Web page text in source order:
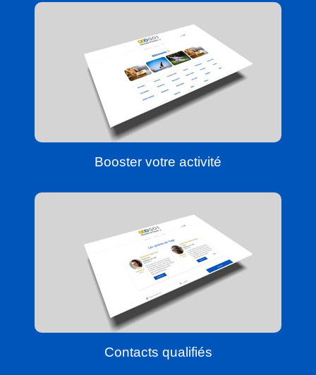
Booster votre activité
Contacts qualifiés